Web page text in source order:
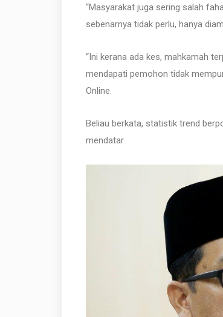
“Masyarakat juga sering salah
sebenarnya tidak perlu, hanya
“Ini kerana ada kes, mahkamah
mendapati pemohon tidak
Online.
Beliau berkata, statistik trend
mendatar.